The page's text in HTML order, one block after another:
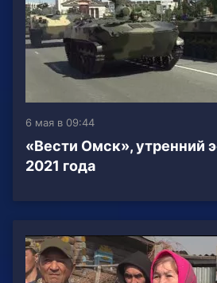
6 мая в 09:44
«Вести Омск», утренний
2021 года